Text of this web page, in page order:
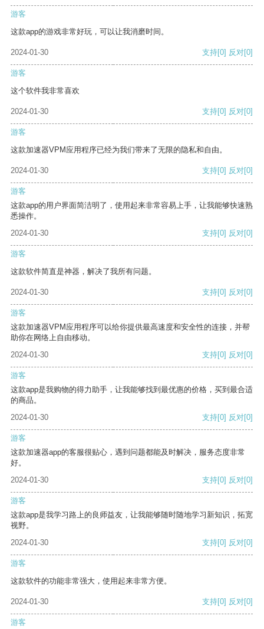
游客
这款app的游戏非常好玩，可以让我消磨时间。
2024-01-30 支持[0] 反对[0]
游客
这个软件我非常喜欢
2024-01-30 支持[0] 反对[0]
游客
这款加速器VPM应用程序已经为我们带来了无限的隐私和自由。
2024-01-30 支持[0] 反对[0]
游客
这款app的用户界面简洁明了，使用起来非常容易上手，让我能够快速熟
悉操作。
2024-01-30
支持[0] 反对[0]
游客
这款软件简直是神器，解决了我所有问题。
2024-01-30 支持[0] 反对[0]
游客
这款加速器VPM应用程序可以给你提供最高速度和安全性的连接，并帮
助你在网络上自由移动。
2024-01-30
支持[0] 反对[0]
游客
这款app是我购物的得力助手，让我能够找到最优惠的价格，买到最合适
的商品。
2024-01-30
支持[0] 反对[0]
游客
这款加速器app的客服很贴心，遇到问题都能及时解决，服务态度非常
好。
2024-01-30
支持[0] 反对[0]
游客
这款app是我学习路上的良师益友，让我能够随时随地学习新知识，拓宽
视野。
2024-01-30
支持[0] 反对[0]
游客
这款软件的功能非常强大，使用起来非常方便。
2024-01-30 支持[0] 反对[0]
游客